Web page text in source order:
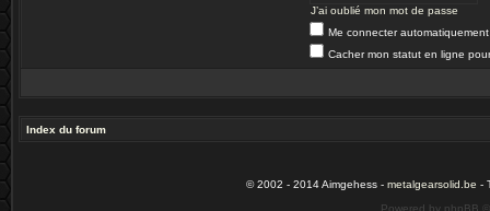
J’ai oublié mon mot de passe
Me connecter
Cacher mon statut en ligne
Index du forum
© 2002 - 2014 Aimgehess - metalgearsolid.be -
Powered by phpBB